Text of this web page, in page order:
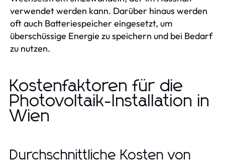
verwendet werden kann. Darüber hinaus werden
oft auch Batteriespeicher eingesetzt, um
überschüssige Energie zu speichern und bei Bedarf
zu nutzen.
Kostenfaktoren für die
Photovoltaik-Installation in
Wien
Durchschnittliche Kosten von